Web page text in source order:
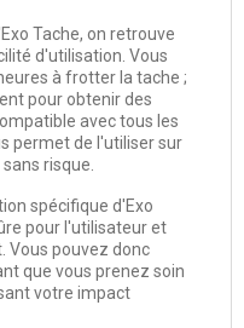
Tache, on retrouve
d'utilisation. Vous
à frotter la tache ;
pour obtenir des
avec tous les
permet de l'utiliser sur
risque.
spécifique d'Exo
pour l'utilisateur et
Vous pouvez donc
que vous prenez soin
votre impact